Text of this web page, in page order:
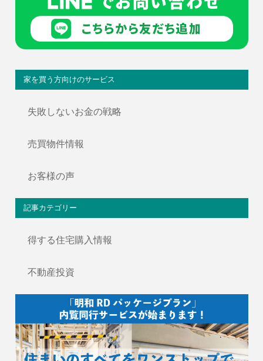
家を買う方向けのサービス
失敗しないお金の戦略
売買物件情報
お客様の声
記事カテゴリー
得する住宅購入情報
不動産投資